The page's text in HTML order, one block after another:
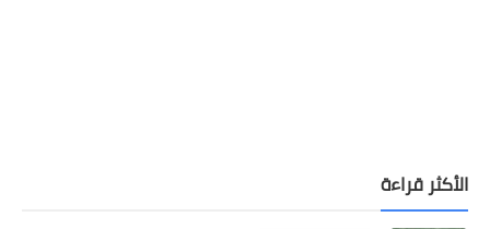
الأكثر قراءة